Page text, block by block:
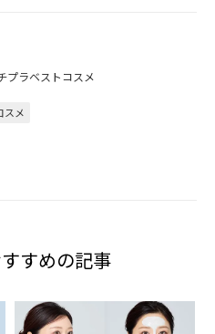
プラベストコスメ
スメ
すめの記事